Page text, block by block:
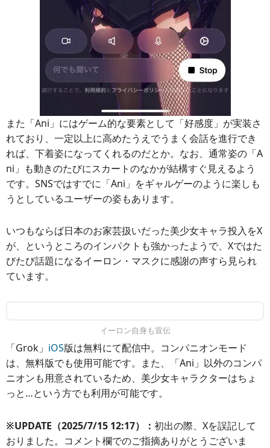
また「Ani」にはゲーム的な要素として「好感度」が実装さ
れており、一定以上に高めたうえでうまく会話を進行でき
れば、下着姿になってくれるのだとか。なお、通常姿の「A
ni」も動きのたびにスカートのなかが結構すぐ見えるよう
です。SNSではすでに「Ani」をギャルゲーのように楽しも
うとしているユーザーの姿もあります。
いつもならば日本のお家芸扱いだった美少女キャラ投入をX
が、というところのインパクトも強かったようで、Xではた
びたび話題になるイーロン・マスクに感謝の声すら見られ
ています。
イーロン自身も宣伝
「Grok」 iOS版は無料にて配信中。コンパニオンモード
は、無料版でも使用可能です。また、「Ani」以外のコンパ
ニオンも用意されているため、美少女キャラクターはちょ
っと…という方でも利用が可能です。
※UPDATE（2025/7/15 12:17）： 初出の際、Xを誤記して
おりました。コメント欄でのご指摘ありがとうございま